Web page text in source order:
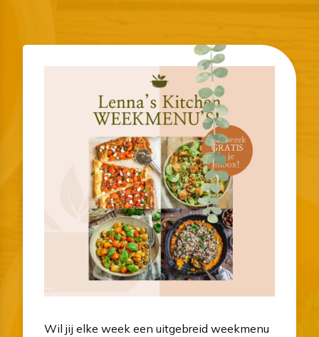
Wil jij elke week een uitgebreid weekmenu